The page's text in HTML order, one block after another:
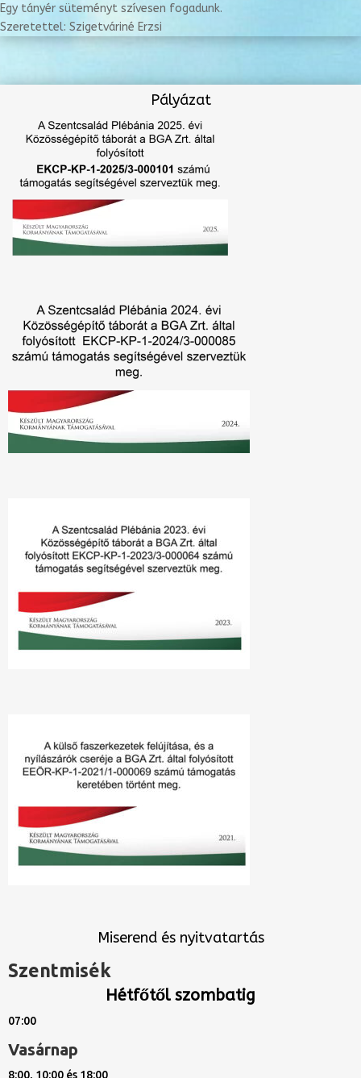
Egy tányér süteményt szívesen fogadunk.
Szeretettel: Szigetváriné Erzsi
Pályázat
Miserend és nyitvatartás
Szentmisék
Hétfőtől szombatig
07:00
Vasárnap
8:00, 10:00 és 18:00